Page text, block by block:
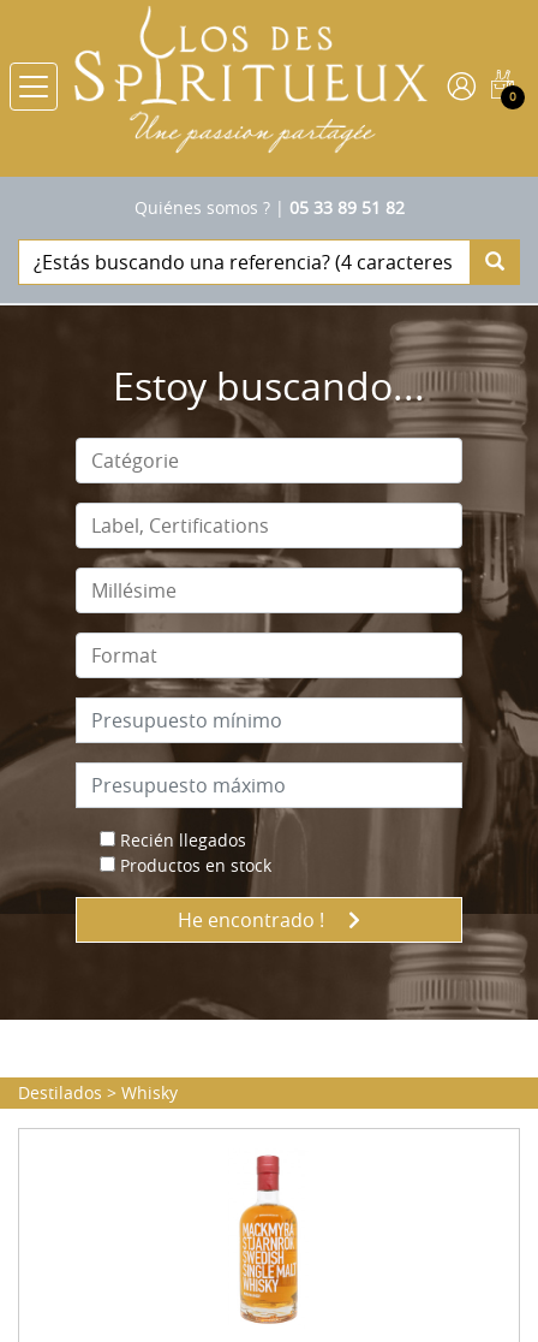
0
Quiénes somos ?| 05 33 89 51 82
Estoy buscando...
Recién llegados
Productos en stock
He encontrado !
Destilados > Whisky